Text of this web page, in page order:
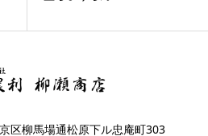
区柳馬場通松原下ル忠庵町303